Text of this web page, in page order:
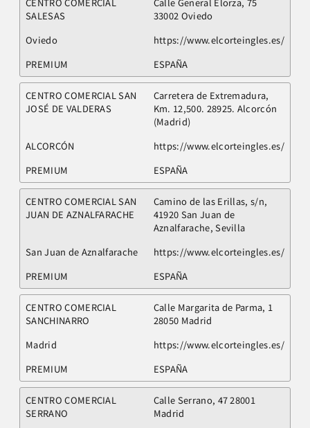
SALESAS
33002 Oviedo
Oviedo
https://www.elcorteingles.es/
PREMIUM
ESPAÑA
CENTRO COMERCIAL SAN
JOSÉ DE VALDERAS
Carretera de Extremadura,
Km. 12,500. 28925. Alcorcón
(Madrid)
ALCORCÓN
https://www.elcorteingles.es/
PREMIUM
ESPAÑA
CENTRO COMERCIAL SAN
JUAN DE AZNALFARACHE
Camino de las Erillas, s/n,
41920 San Juan de
Aznalfarache, Sevilla
San Juan de Aznalfarache
https://www.elcorteingles.es/
PREMIUM
ESPAÑA
CENTRO COMERCIAL
SANCHINARRO
Calle Margarita de Parma, 1
28050 Madrid
Madrid
https://www.elcorteingles.es/
PREMIUM
ESPAÑA
CENTRO COMERCIAL
SERRANO
Calle Serrano, 47 28001
Madrid